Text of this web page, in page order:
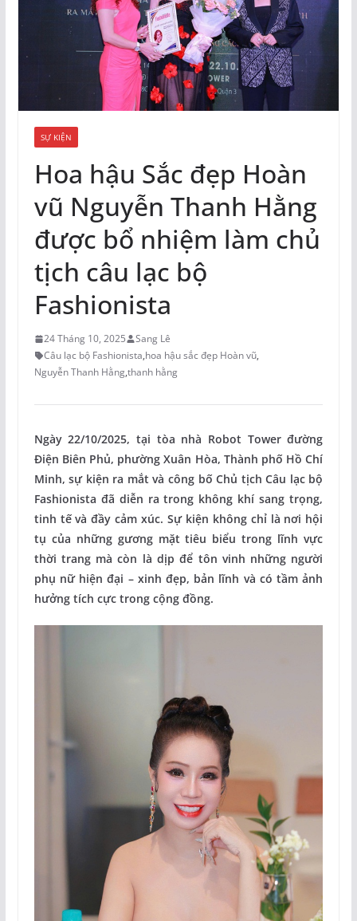
SỰ KIỆN
Hoa hậu Sắc đẹp Hoàn
vũ Nguyễn Thanh Hằng
được bổ nhiệm làm chủ
tịch câu lạc bộ
Fashionista
24 Tháng 10, 2025
Sang Lê
Câu lạc bộ Fashionista,hoa hậu sắc đẹp Hoàn vũ,
Nguyễn Thanh Hằng,thanh hằng
Ngày 22/10/2025, tại tòa nhà Robot Tower đường
Điện Biên Phủ, phường Xuân Hòa, Thành phố Hồ Chí
Minh, sự kiện ra mắt và công bố Chủ tịch Câu lạc bộ
Fashionista đã diễn ra trong không khí sang trọng,
tinh tế và đầy cảm xúc. Sự kiện không chỉ là nơi hội
tụ của những gương mặt tiêu biểu trong lĩnh vực
thời trang mà còn là dịp để tôn vinh những người
phụ nữ hiện đại – xinh đẹp, bản lĩnh và có tầm ảnh
hưởng tích cực trong cộng đồng.